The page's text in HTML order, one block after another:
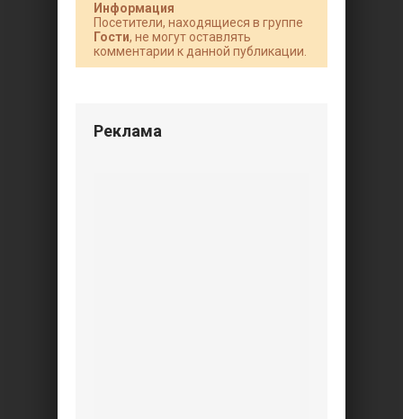
Информация
Посетители, находящиеся в группе
Гости, не могут оставлять
комментарии к данной публикации.
Реклама